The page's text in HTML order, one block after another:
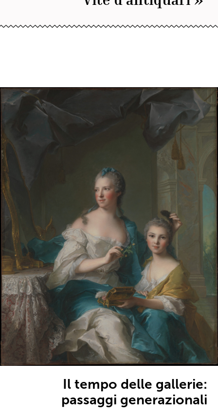
Il tempo delle gallerie:
passaggi generazionali